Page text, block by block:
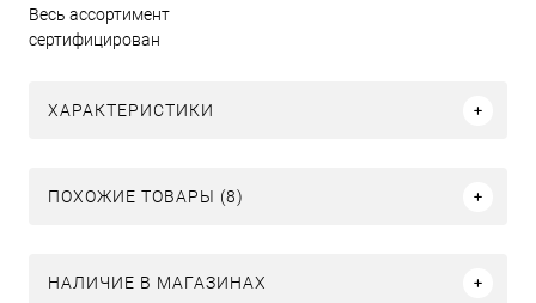
Весь ассортимент
сертифицирован
ХАРАКТЕРИСТИКИ
ПОХОЖИЕ ТОВАРЫ (8)
НАЛИЧИЕ В МАГАЗИНАХ